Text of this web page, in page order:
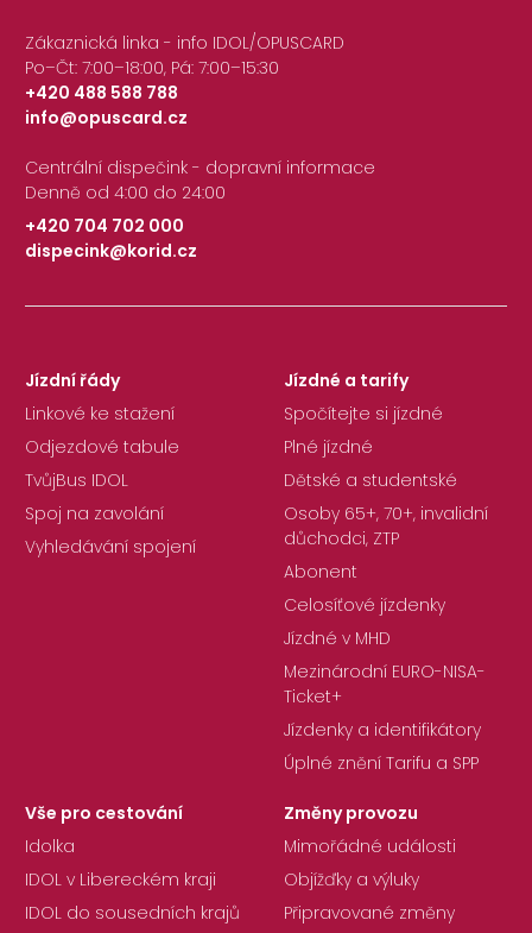
Zákaznická linka - info IDOL/OPUSCARD
Po–Čt: 7:00–18:00, Pá: 7:00–15:30
+420 488 588 788
|
info@opuscard.cz
Centrální dispečink - dopravní informace
Denně od 4:00 do 24:00
+420 704 702 000
|
dispecink@korid.cz
Jízdní řády
Linkové ke stažení
Odjezdové tabule
TvůjBus IDOL
Spoj na zavolání
Vyhledávání spojení
Jízdné a tarify
Spočítejte si jízdné
Plné jízdné
Dětské a studentské
Osoby 65+, 70+, invalidní
důchodci, ZTP
Abonent
Celosíťové jízdenky
Jízdné v MHD
Mezinárodní EURO-NISA-
Ticket+
Jízdenky a identifikátory
Úplné znění Tarifu a SPP
Vše pro cestování
Idolka
IDOL v Libereckém kraji
IDOL do sousedních krajů
Změny provozu
Mimořádné události
Objížďky a výluky
Připravované změny